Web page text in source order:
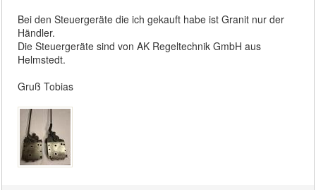
Bei den Steuergeräte die ich gekauft habe ist Granit nur der
Händler.
Die Steuergeräte sind von AK Regeltechnik GmbH aus
Helmstedt.
Gruß Tobias